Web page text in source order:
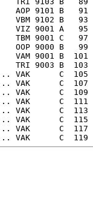
AOP 9101 B   91
VBM 9102 B   93
VIZ 9001 A   95
TBM 9001 C   97
OOP 9000 B   99
VAM 9001 B  101
TRI 9003 B  103
VAK      C  105
VAK      C  107
VAK      C  109
VAK      C  111
VAK      C  113
VAK      C  115
VAK      C  117